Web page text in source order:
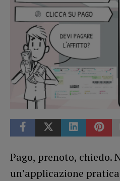
Pago, prenoto, chiedo.
un’applicazione